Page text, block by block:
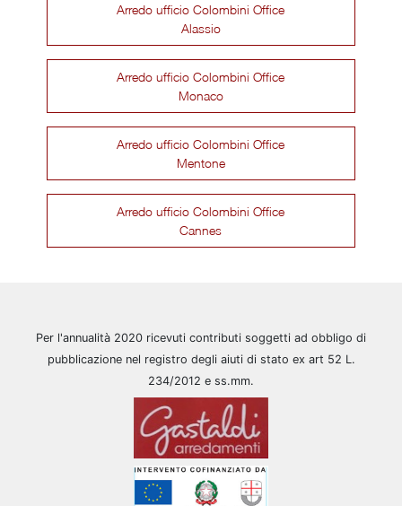
Arredo ufficio Colombini Office
Alassio
Arredo ufficio Colombini Office
Monaco
Arredo ufficio Colombini Office
Mentone
Arredo ufficio Colombini Office
Cannes
Per l'annualità 2020 ricevuti contributi soggetti ad obbligo di
pubblicazione nel registro degli aiuti di stato ex art 52 L.
234/2012 e ss.mm.